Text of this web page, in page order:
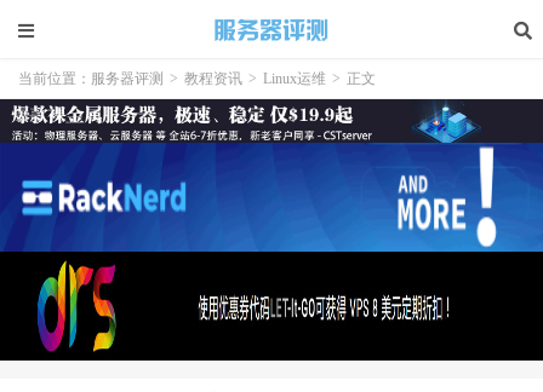
当前位置： 服务器评测 > 教程资讯 > Linux运维 > 正文